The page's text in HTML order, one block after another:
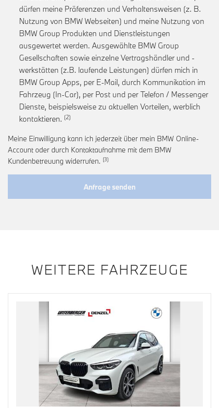
dürfen meine Präferenzen und Verhaltensweisen (z. B.
Nutzung von BMW Webseiten) und meine Nutzung von
BMW Group Produkten und Dienstleistungen
ausgewertet werden. Ausgewählte BMW Group
Gesellschaften sowie einzelne Vertragshändler und -
werkstätten (z.B. laufende Leistungen) dürfen mich in
BMW Group Apps, per E-Mail, durch Kommunikation im
Fahrzeug (In-Car), per Post und per Telefon / Messenger
Dienste, beispielsweise zu aktuellen Vorteilen, werblich
kontaktieren. Link zur Fußnote: Einwilligung zur
Meine Einwilligung kann ich jederzeit über mein BMW Online-
Account oder durch Kontaktaufnahme mit dem BMW
Kundenbetreuung widerrufen. Link zur Fußnote: Widerruf der
Anfrage senden
WEITERE FAHRZEUGE